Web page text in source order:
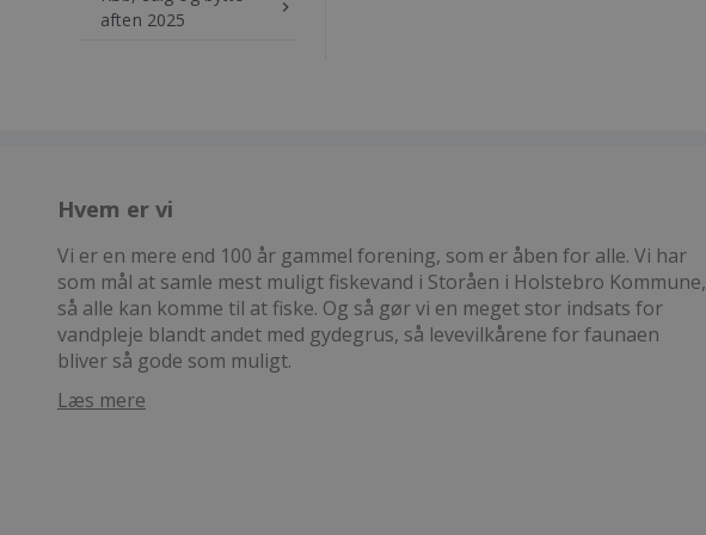
aften 2025
keyboard_arrow_right
Hvem er vi
Vi er en mere end 100 år gammel forening, som er åben for alle. Vi har
som mål at samle mest muligt fiskevand i Storåen i Holstebro Kommune,
så alle kan komme til at fiske. Og så gør vi en meget stor indsats for
vandpleje blandt andet med gydegrus, så levevilkårene for faunaen
bliver så gode som muligt.
Læs mere